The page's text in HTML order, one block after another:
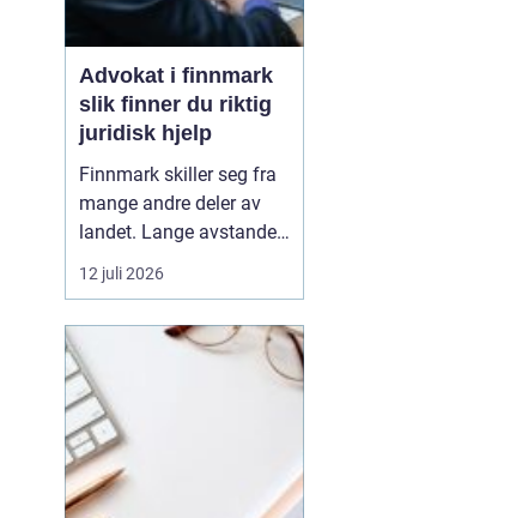
Advokat i finnmark
slik finner du riktig
juridisk hjelp
Finnmark skiller seg fra
mange andre deler av
landet. Lange avstander,
små lokalsamfunn, sterk
tilknytning til natur og
rettigheter gjør at mange
juridiske spørsmål får en
ekstra dimensjon. Når en
privatperson eller en
bedrift i...
12 juli 2026